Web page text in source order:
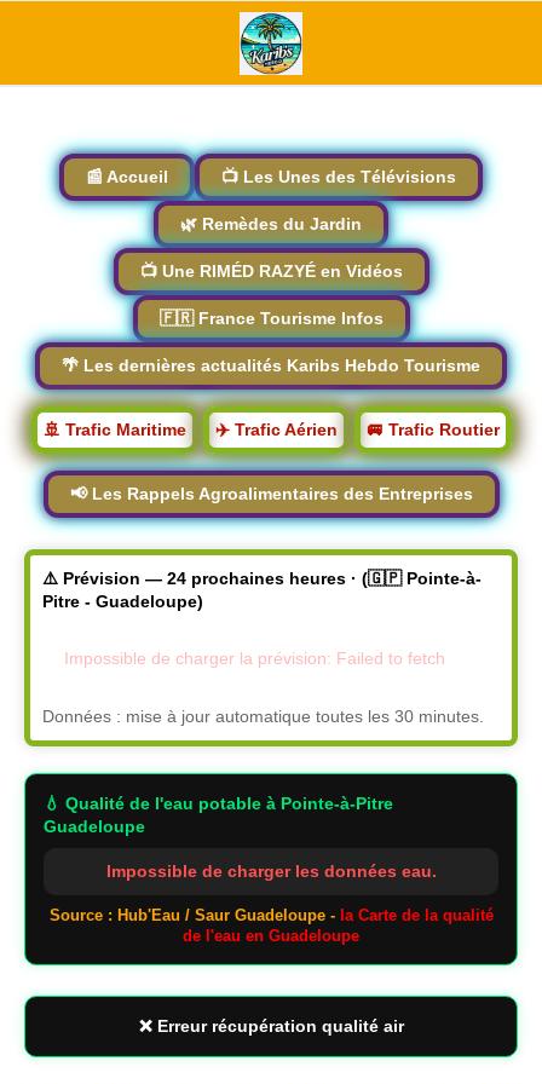
📰 Accueil 📺 Les Unes des Télévisions
🌿 Remèdes du Jardin
📺 Une RIMÉD RAZYÉ en Vidéos
🇫🇷 France Tourisme Infos
🌴 Les dernières actualités Karibs Hebdo Tourisme
🚢 Trafic Maritime ✈️ Trafic Aérien 🚐 Trafic Routier
📢 Les Rappels Agroalimentaires des Entreprises
⚠️ Prévision — 24 prochaines heures · (🇬🇵 Pointe-à-
Pitre - Guadeloupe)
Impossible de charger la prévision: Failed to fetch
Données : mise à jour automatique toutes les 30 minutes.
💧 Qualité de l'eau potable à Pointe-à-Pitre
Guadeloupe
Impossible de charger les données eau.
Source : Hub'Eau / Saur Guadeloupe - la Carte de la qualité
de l'eau en Guadeloupe
❌ Erreur récupération qualité air